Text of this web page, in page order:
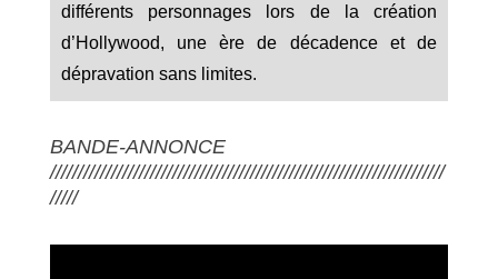
différents personnages lors de la création
d’Hollywood, une ère de décadence et de
dépravation sans limites.
BANDE-ANNONCE
///////////////////////////////////////////////////////////////////////
/////